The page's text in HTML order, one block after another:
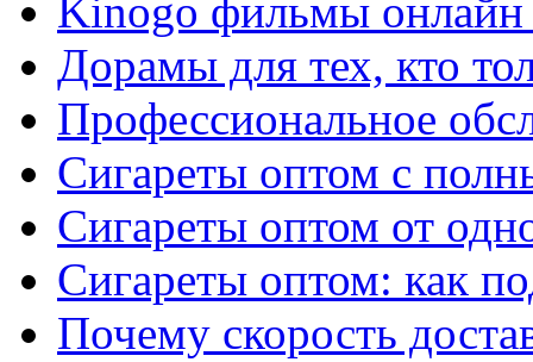
Kinogo фильмы онлайн
Дорамы для тех, кто
Профессиональное
Сигареты оптом с
Сигареты оптом от
Сигареты оптом: как
Почему скорость